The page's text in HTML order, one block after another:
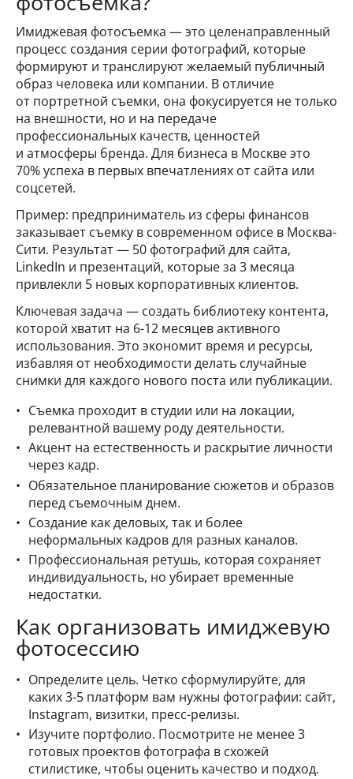
Имиджевая фотосъемка — это целенаправленный
процесс создания серии фотографий, которые
формируют и транслируют желаемый публичный
образ человека или компании. В отличие
от портретной съемки, она фокусируется не только
на внешности, но и на передаче
профессиональных качеств, ценностей
и атмосферы бренда. Для бизнеса в Москве это
70% успеха в первых впечатлениях от сайта или
соцсетей.
Пример: предприниматель из сферы финансов
заказывает съемку в современном офисе в Москва-
Сити. Результат — 50 фотографий для сайта,
LinkedIn и презентаций, которые за 3 месяца
привлекли 5 новых корпоративных клиентов.
Ключевая задача — создать библиотеку контента,
которой хватит на 6-12 месяцев активного
использования. Это экономит время и ресурсы,
избавляя от необходимости делать случайные
снимки для каждого нового поста или публикации.
Съемка проходит в студии или на локации,
релевантной вашему роду деятельности.
Акцент на естественность и раскрытие личности
через кадр.
Обязательное планирование сюжетов и образов
перед съемочным днем.
Создание как деловых, так и более
неформальных кадров для разных каналов.
Профессиональная ретушь, которая сохраняет
индивидуальность, но убирает временные
недостатки.
Как организовать имиджевую
фотосессию
Определите цель. Четко сформулируйте, для
каких 3-5 платформ вам нужны фотографии: сайт,
Instagram, визитки, пресс-релизы.
Изучите портфолио. Посмотрите не менее 3
готовых проектов фотографа в схожей
стилистике, чтобы оценить качество и подход.